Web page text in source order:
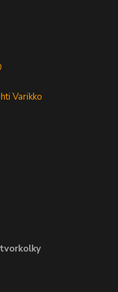
Varikko